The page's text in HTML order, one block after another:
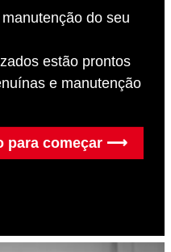
do seu
estão prontos
e manutenção
para começar ⟶